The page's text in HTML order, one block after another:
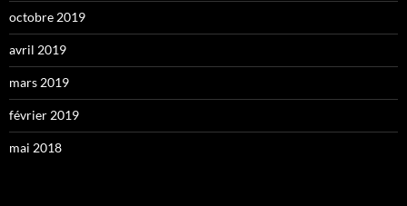
octobre 2019
avril 2019
mars 2019
février 2019
mai 2018